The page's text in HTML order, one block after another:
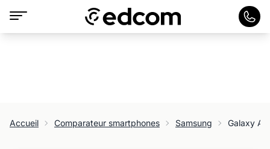
Accueil Comparateur smartphones Samsung Galaxy